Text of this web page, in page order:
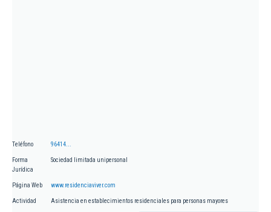
Teléfono 96414...
Forma
Jurídica
Sociedad limitada unipersonal
Página Web www.residenciaviver.com
Actividad Asistencia en establecimientos residenciales para personas mayores